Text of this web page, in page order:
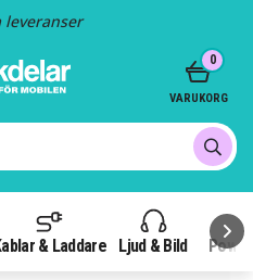
leveranser
& Laddare Ljud & Bild
0
VARUKORG